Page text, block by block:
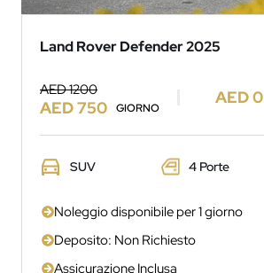
Land Rover Defender 2025
AED 1200
AED 750 GIORNO
AED 0
SUV 4 Porte
Noleggio disponibile per 1 giorno
Deposito: Non Richiesto
Assicurazione Inclusa